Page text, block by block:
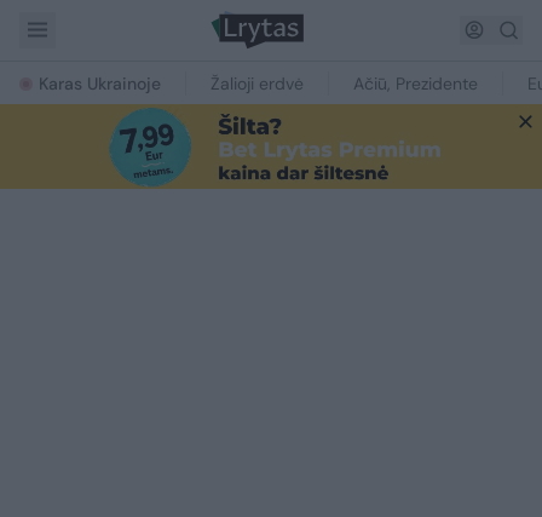
Karas Ukrainoje Žalioji erdvė Ačiū, Prezidente